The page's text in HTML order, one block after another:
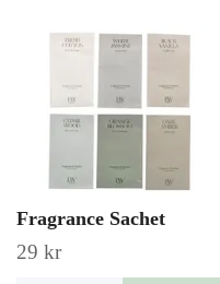
Fragrance Sachet
29 kr